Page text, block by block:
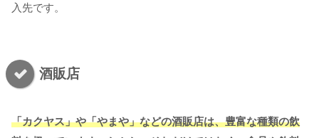
入先です。
酒販店
「カクヤス」や「やまや」などの酒販店は、豊富な種類の飲